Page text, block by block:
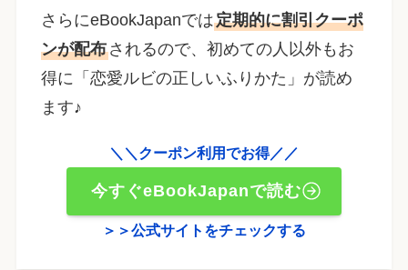
さらにeBookJapanでは定期的に割引クーポ
ンが配布されるので、初めての人以外もお
得に「恋愛ルビの正しいふりかた」が読め
ます♪
＼＼クーポン利用でお得／／
今すぐeBookJapanで読む
＞＞公式サイトをチェックする